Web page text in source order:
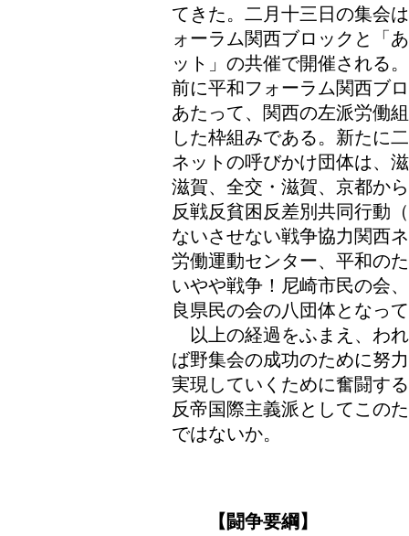
てきた。二月十三日の集会
ォーラム関西ブロックと「
ット」の共催で開催される
前に平和フォーラム関西ブ
あたって、関西の左派労働
した枠組みである。新たに
ネットの呼びかけ団体は、
滋賀、全交・滋賀、京都か
反戦反貧困反差別共同行動
ないさせない戦争協力関西
労働運動センター、平和の
いやや戦争！尼崎市民の会
良県民の会の八団体となっ
以上の経過をふまえ、わ
ば野集会の成功のために努
実現していくために奮闘す
反帝国際主義派としてこの
ではないか。
【闘争要綱】